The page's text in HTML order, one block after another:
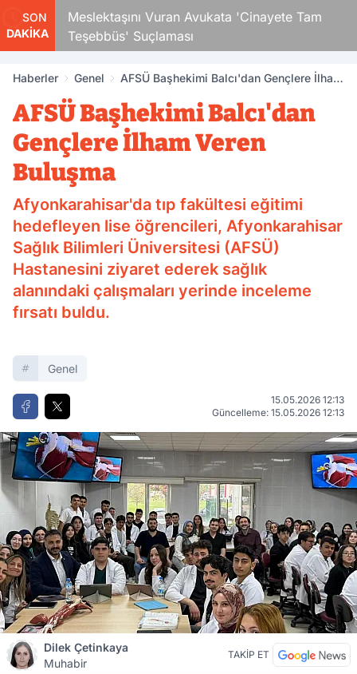
SON
DAKİKA
Meslektaşını Vuran Avukata 'Cinayete Tam
Teşebbüs' Suçlaması
Haberler Genel
AFSÜ Başhekimi Balcı'dan Gençlere İlham
AFSÜ Başhekimi Balcı'dan
Gençlere İlham Veren
Buluşma
Afyonkarahisar'da tıp fakültesi eğitimi
hedefleyen lise öğrencileri, Afyonkarahisar
Sağlık Bilimleri Üniversitesi (AFSÜ)
Hastanesini ziyaret ederek sağlık
alanındaki çalışmaları yerinde inceleme
fırsatı buldu.
Genel
15.05.2026 12:13
Güncelleme: 15.05.2026 12:13
Dilek Çetinkaya
Muhabir
TAKİP ET